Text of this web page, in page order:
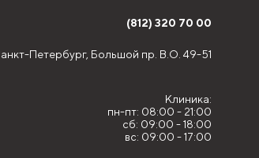
(812) 320 70 00
Петербург, Большой пр. В.О. 49-51
Клиника:
пн-пт: 08:00 - 21:00
сб: 09:00 - 18:00
вс: 09:00 - 17:00